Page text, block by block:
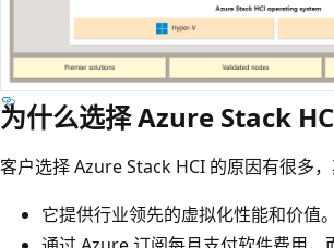
为什么选择 Azure Stack
客户选择 Azure Stack HCI 的原因有很多，
它提供行业领先的虚拟化性能和价值。